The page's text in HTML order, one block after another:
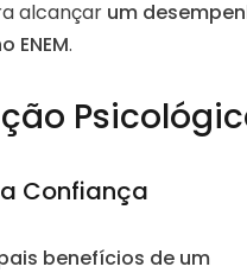
alcançar um
ENEM.
Confiança
benefícios de um